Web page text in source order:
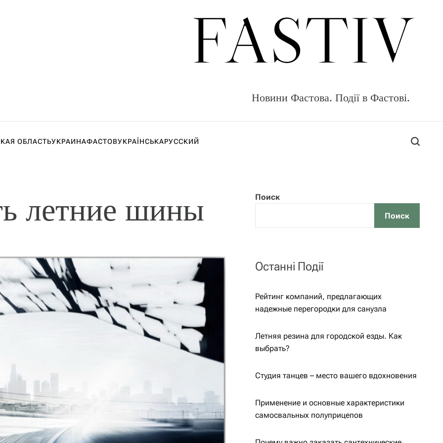
FASTIV
Новини Фастова. Події в Фастові.
ОБЛАСТЬУКРАИНАФАСТОВУКРАЇНСЬКАРУССКИЙ
П
летние шины
Поиск
Поиск
Останні Події
Рейтинг компаний, предлагающих
надежные перегородки для санузла
Летняя резина для городской езды. Как
выбрать?
Студия танцев – место вашего вдохновения
Применение и основные характеристики
самосвальных полуприцепов